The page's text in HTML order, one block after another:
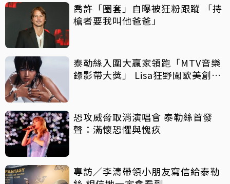
喬許「圈套」自曝被狂粉跟蹤 「持
槍者要我叫他爸爸」
泰勒絲入圍大贏家領跑「MTV音樂
錄影帶大獎」 Lisa狂野闖歐美創佳
恐攻威脅取消演唱會 泰勒絲首發
聲：滿懷恐懼與愧疚
專訪／李濤帶領小朋友寫信給泰勒